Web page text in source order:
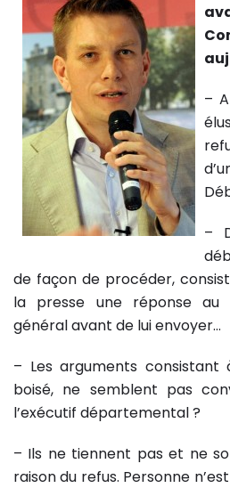
–
–
de façon de procéder,
la presse une réponse au
général avant de lui envoyer…
– Les arguments consistant
boisé, ne semblent pas
l’exécutif départemental ?
– Ils ne tiennent pas et ne
raison du refus. Personne